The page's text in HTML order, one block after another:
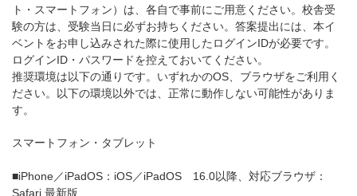
ト・スマートフォン）は、各自で事前にご用意ください。校舎受
験の方は、受験当日に必ずお持ちください。答案提出には、本イ
ベントをお申し込みされた際に使用したログインIDが必要です。
ログインID・パスワードを控えておいてください。
推奨環境は以下の通りです。いずれかのOS、ブラウザをご利用く
ださい。以下の環境以外では、正常に動作しない可能性がありま
す。
スマートフォン・タブレット
■iPhone／iPadOS：iOS／iPadOS 16.0以降、対応ブラウザ：
Safari 最新版